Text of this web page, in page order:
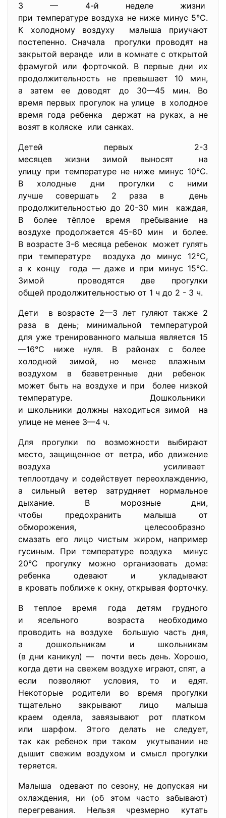
3 — 4-й неделе жизни
при температуре воздуха не ниже минус 5°С.
К холодному воздуху малыша приучают
постепенно. Сначала прогулки проводят на
закрытой веранде или в комнате с открытой
фрамугой или форточкой. В первые дни их
продолжительность не превышает 10 мин,
а затем ее доводят до 30—45 мин. Во
время первых прогулок на улице в холодное
время года ребенка держат на руках, а не
возят в коляске или санках.
Детей первых 2-3
месяцев жизни зимой выносят на
улицу при температуре не ниже минус 10°С.
В холодные дни прогулки с ними
лучше совершать 2 раза в день
продолжительностью до 20-30 мин каждая,
В более тёплое время пребывание на
воздухе продолжается 45-60 мин и более.
В возрасте 3-6 месяца ребенок может гулять
при температуре воздуха до минус 12°С,
а к концу года — даже и при минус 15°С.
Зимой проводятся две прогулки
общей продолжительностью от 1 ч до 2 - 3 ч.
Дети в возрасте 2—3 лет гуляют также 2
раза в день; минимальной температурой
для уже тренированного малыша является 15
—16°С ниже нуля. В районах с более
холодной зимой, но менее влажным
воздухом в безветренные дни ребенок
может быть на воздухе и при более низкой
температуре. Дошкольники
и школьники должны находиться зимой на
улице не менее 3—4 ч.
Для прогулки по возможности выбирают
место, защищенное от ветра, ибо движение
воздуха усиливает
теплоотдачу и содействует переохлаждению,
а сильный ветер затрудняет нормальное
дыхание. В морозные дни,
чтобы предохранить малыша от
обморожения, целесообразно
смазать его лицо чистым жиром, например
гусиным. При температуре воздуха минус
20°С прогулку можно организовать дома:
ребенка одевают и укладывают
в кровать поближе к окну, открывая форточку.
В теплое время года детям грудного
и ясельного возраста необходимо
проводить на воздухе большую часть дня,
а дошкольникам и школьникам
(в дни каникул) — почти весь день. Хорошо,
когда дети на свежем воздухе играют, спят, а
если позволяют условия, то и едят.
Некоторые родители во время прогулки
тщательно закрывают лицо малыша
краем одеяла, завязывают рот платком
или шарфом. Этого делать не следует,
так как ребенок при таком укутывании не
дышит свежим воздухом и смысл прогулки
теряется.
Малыша одевают по сезону, не допуская ни
охлаждения, ни (об этом часто забывают)
перегревания. Нельзя чрезмерно кутать